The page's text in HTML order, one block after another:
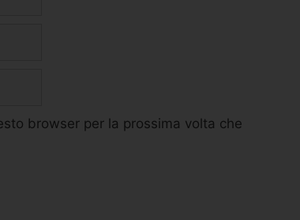
browser per la prossima volta che